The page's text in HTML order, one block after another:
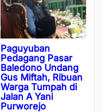
Paguyuban
Pedagang Pasar
Baledono Undang
Gus Miftah, Ribuan
Warga Tumpah di
Jalan A Yani
Purworejo